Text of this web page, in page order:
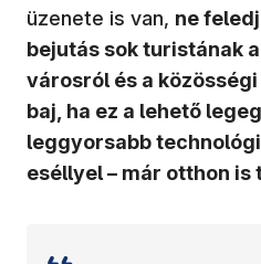
üzenete is van, ne
bejutás sok turistának
városról és a
baj, ha ez a lehető
leggyorsabb
eséllyel – már otthon is